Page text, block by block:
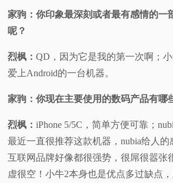
家驹：你印象最深刻或者最有感情的一
呢？
烈枫：QD，因为它是我的第一次啊；
爱上Android的一台机器。
家驹：你现在主要使用的数码产品有哪
烈枫：iPhone 5/5C，简单方便可靠；
最近一直很推荐这款机器，nubia给人
互联网品牌好像都很强势，很屌很嚣张
虚很空！小牛2本身也是优点多过缺点